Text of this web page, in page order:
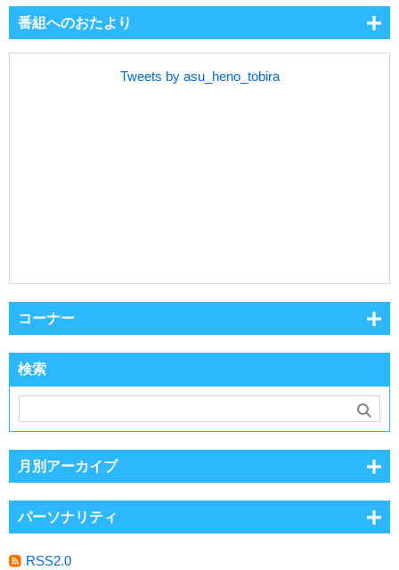
番組へのおたより
Tweets by asu_heno_tobira
コーナー
検索
月別アーカイブ
パーソナリティ
RSS2.0